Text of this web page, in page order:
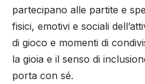
partecipano alle partite e
fisici, emotivi e sociali
di gioco e momenti di
la gioia e il senso di
porta con sé.